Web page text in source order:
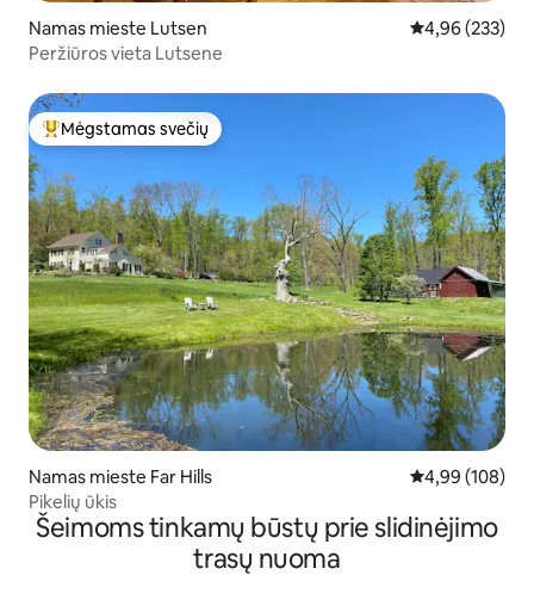
Namas mieste Lutsen Vidutinis
4,96 (233)
Peržiūros vieta Lutsene
Svečių mėgstamiausias
Mėgstamas svečių
Namas mieste Far Hills Vidutinis
4,99 (108)
Pikelių ūkis
Šeimoms tinkamų būstų prie slidinėjimo
trasų nuoma